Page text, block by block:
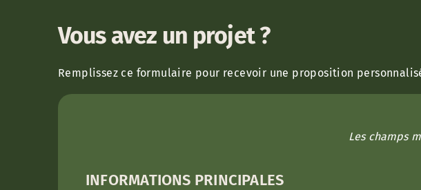
Vous avez un projet ?
Remplissez ce formulaire pour recevoir une proposition
Les champs
INFORMATIONS PRINCIPALES